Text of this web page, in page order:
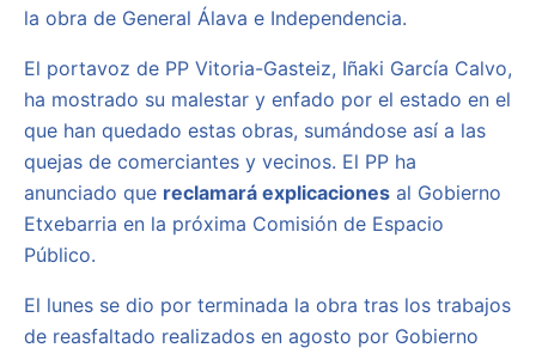
la obra de General Álava e Independencia.
El portavoz de PP Vitoria-Gasteiz, Iñaki García Calvo,
ha mostrado su malestar y enfado por el estado en el
que han quedado estas obras, sumándose así a las
quejas de comerciantes y vecinos. El PP ha
anunciado que reclamará explicaciones al Gobierno
Etxebarria en la próxima Comisión de Espacio
Público.
El lunes se dio por terminada la obra tras los trabajos
de reasfaltado realizados en agosto por Gobierno